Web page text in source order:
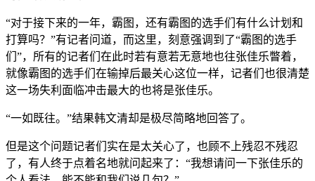
“对于接下来的一年，霸图，还有霸图的选手们有什么计划和
打算吗？”有记者问道，而这里，刻意强调到了“霸图的选手
们”，所有的记者们在此时若有意若无意地也往张佳乐瞥着，
就像霸图的选手们在输掉后最关心这位一样，记者们也很清楚
这一场失利面临冲击最大的也将是张佳乐。
“一如既往。”结果韩文清却是极尽简略地回答了。
但是这个问题记者们实在是太关心了，也顾不上残忍不残忍
了，有人终于点着名地就问起来了：“我想请问一下张佳乐的